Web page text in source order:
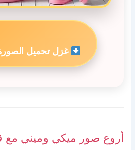
غزل تحميل
أروع صور ميكي وميني